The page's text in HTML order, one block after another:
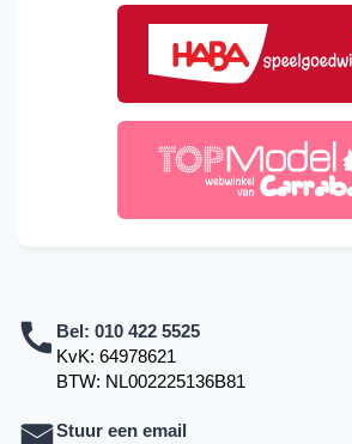
Bel: 010 422 5525
KvK: 64978621
BTW: NL002225136B81
Stuur een email